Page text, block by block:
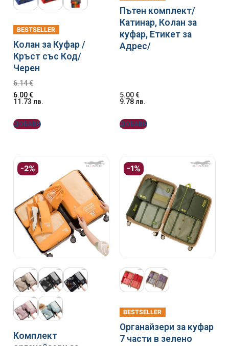
BESTSELLER
Колан за Куфар /
Кръст със Код/
Черен
6.14€
6.00€
11.73 лв.
ДОБАВИ
Пътен комплект/
Катинар, Колан за
куфар, Етикет за
Адрес/
5.00€
9.78лв.
ДОБАВИ
-2%
Комплект
-1%
BESTSELLER
Органайзери за куфар
7 части в зелено